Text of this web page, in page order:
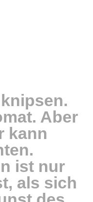
Aber
kann
ist nur
als sich